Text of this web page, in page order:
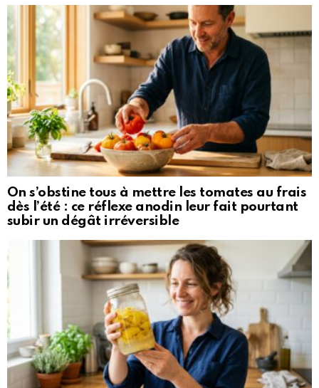
On s’obstine tous à mettre les tomates au frais
dès l’été : ce réflexe anodin leur fait pourtant
subir un dégât irréversible